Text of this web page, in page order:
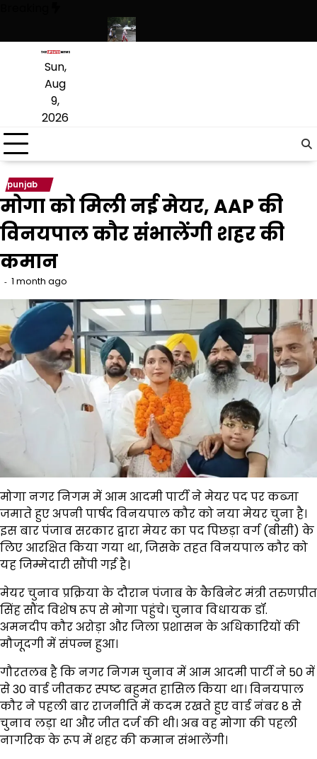
content
Sun,
Aug
9,
2026
punjab
मोगा को मिली नई मेयर, AAP की
विनयपाल कौर संभालेंगी शहर की
कमान
1 month ago
मोगा नगर निगम में आम आदमी पार्टी ने मेयर पद पर कब्जा
जमाते हुए अपनी पार्षद विनयपाल कौर को नया मेयर चुना है।
इस बार पंजाब सरकार द्वारा मेयर का पद पिछड़ा वर्ग (बीसी) के
लिए आरक्षित किया गया था, जिसके तहत विनयपाल कौर को
यह जिम्मेदारी सौंपी गई है।
मेयर चुनाव प्रक्रिया के दौरान पंजाब के कैबिनेट मंत्रीतरुणप्रीत
सिंह सौंदविशेष रूप से मोगा पहुंचे। चुनाव विधायकडॉ.
अमनदीप कौर अरोड़ा और जिला प्रशासन के अधिकारियों की
मौजूदगी में संपन्न हुआ।
गौरतलब है कि नगर निगम चुनाव में आम आदमी पार्टी ने 50 में
से 30 वार्ड जीतकर स्पष्ट बहुमत हासिल किया था। विनयपाल
कौर ने पहली बार राजनीति में कदम रखते हुए वार्ड नंबर 8 से
चुनाव लड़ा था और जीत दर्ज की थी। अब वह मोगा की पहली
नागरिक के रूप में शहर की कमान संभालेंगी।